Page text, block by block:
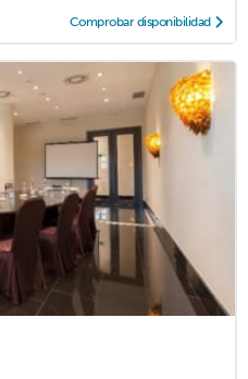
Comprobar disponibilidad